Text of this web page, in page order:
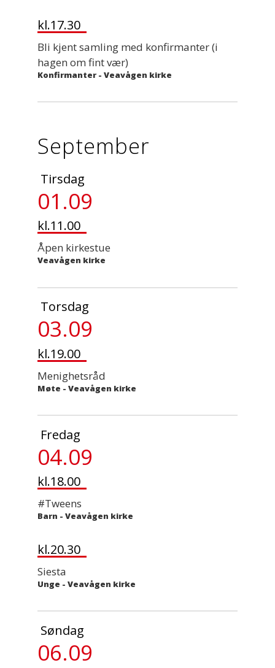
kl.17.30
Bli kjent samling med konfirmanter (i
hagen om fint vær)
Konfirmanter - Veavågen kirke
September
Tirsdag
01.09
kl.11.00
Åpen kirkestue
Veavågen kirke
Torsdag
03.09
kl.19.00
Menighetsråd
Møte - Veavågen kirke
Fredag
04.09
kl.18.00
#Tweens
Barn - Veavågen kirke
kl.20.30
Siesta
Unge - Veavågen kirke
Søndag
06.09